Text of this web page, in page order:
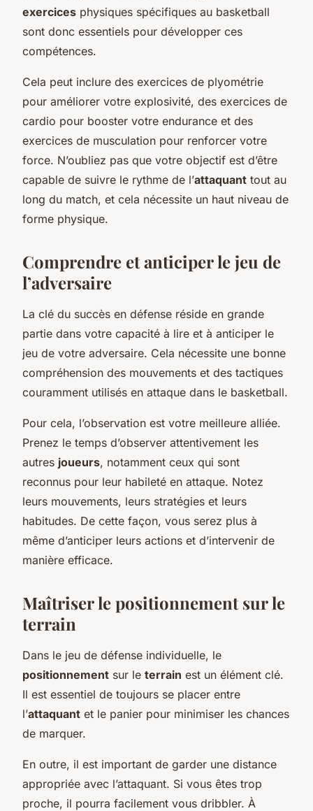
exercices physiques spécifiques au basketball
sont donc essentiels pour développer ces
compétences.
Cela peut inclure des exercices de plyométrie
pour améliorer votre explosivité, des exercices de
cardio pour booster votre endurance et des
exercices de musculation pour renforcer votre
force. N’oubliez pas que votre objectif est d’être
capable de suivre le rythme de l’attaquant tout au
long du match, et cela nécessite un haut niveau de
forme physique.
Comprendre et anticiper le jeu de
l’adversaire
La clé du succès en défense réside en grande
partie dans votre capacité à lire et à anticiper le
jeu de votre adversaire. Cela nécessite une bonne
compréhension des mouvements et des tactiques
couramment utilisés en attaque dans le basketball.
Pour cela, l’observation est votre meilleure alliée.
Prenez le temps d’observer attentivement les
autres joueurs, notamment ceux qui sont
reconnus pour leur habileté en attaque. Notez
leurs mouvements, leurs stratégies et leurs
habitudes. De cette façon, vous serez plus à
même d’anticiper leurs actions et d’intervenir de
manière efficace.
Maîtriser le positionnement sur le
terrain
Dans le jeu de défense individuelle, le
positionnement sur le terrain est un élément clé.
Il est essentiel de toujours se placer entre
l’attaquant et le panier pour minimiser les chances
de marquer.
En outre, il est important de garder une distance
appropriée avec l’attaquant. Si vous êtes trop
proche, il pourra facilement vous dribbler. À